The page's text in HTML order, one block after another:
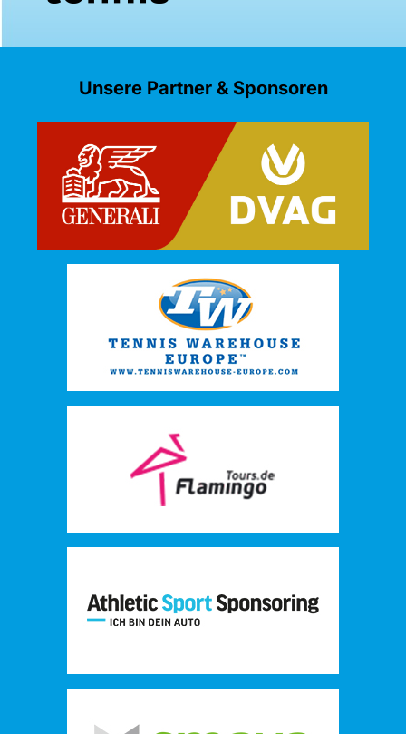
Unsere Partner & Sponsoren